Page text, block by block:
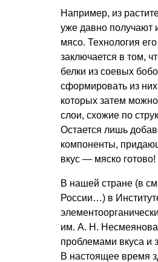
Например, из
уже давно получают
мясо. Технология
заключается в том,
белки из соевых
сформировать из
которых затем можно
слои, схожие по
Остается лишь
компоненты,
вкус — мяско готово!
В нашей стране (в
России…) в
им. А. Н. Несмеянова
проблемами вкуса и
В настоящее время